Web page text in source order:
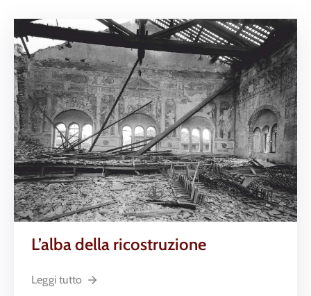
L’alba della ricostruzione
Leggi tutto